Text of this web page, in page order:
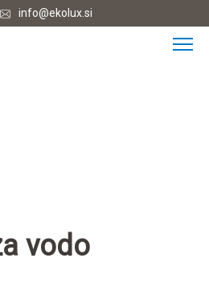
info@ekolux.si
vodo